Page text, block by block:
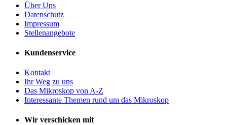
Über Uns
Datenschutz
Impressum
Stellenangebote
Kundenservice
Kontakt
Ihr Weg zu uns
Das Mikroskop von A-Z
Interessante Themen rund um das Mikroskop
Wir verschicken mit